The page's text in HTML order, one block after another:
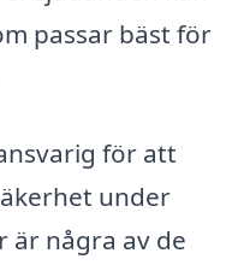
passar bäst för
för att
under
är några av de